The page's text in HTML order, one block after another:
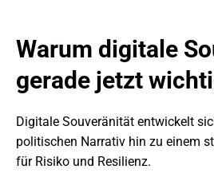
Warum digitale
gerade jetzt
Digitale Souveränität entwickelt
politischen Narrativ hin zu einem
für Risiko und Resilienz.